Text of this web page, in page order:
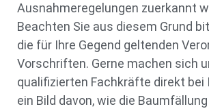
Ausnahmeregelungen zuerkannt
Beachten Sie aus diesem Grund
die für Ihre Gegend geltenden
Vorschriften. Gerne machen sich
qualifizierten Fachkräfte direkt bei
ein Bild davon, wie die